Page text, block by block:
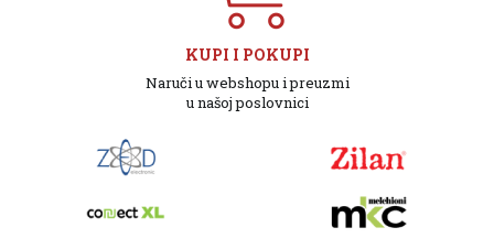
KUPI I POKUPI
Naruči u webshopu i preuzmi
u našoj poslovnici